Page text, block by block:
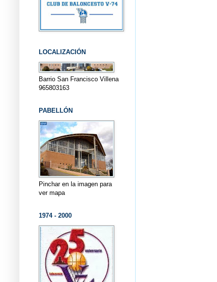
LOCALIZACIÓN
Barrio San Francisco Villena
965803163
PABELLÓN
Pinchar en la imagen para
ver mapa
1974 - 2000